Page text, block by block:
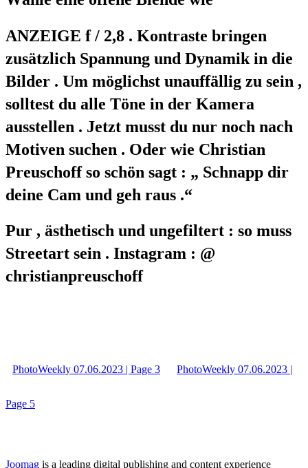
ANZEIGE f / 2,8 . Kontraste bringen
zusätzlich Spannung und Dynamik in die
Bilder . Um möglichst unauffällig zu sein ,
solltest du alle Töne in der Kamera
ausstellen . Jetzt musst du nur noch nach
Motiven suchen . Oder wie Christian
Preuschoff so schön sagt : „ Schnapp dir
deine Cam und geh raus .“
Pur , ästhetisch und ungefiltert : so muss
Streetart sein . Instagram : @
christianpreuschoff
PhotoWeekly 07.06.2023 | Page 3 PhotoWeekly 07.06.2023 |
Page 5
Joomag is a leading digital publishing and content experience